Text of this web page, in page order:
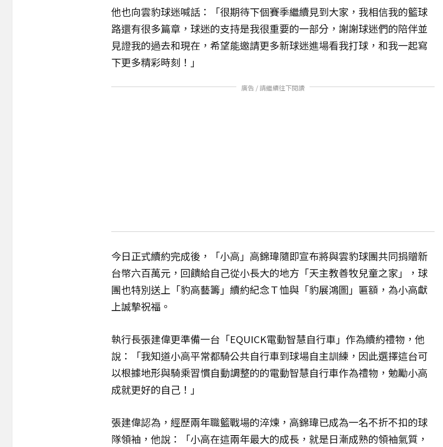
他也向雲豹球迷喊話：「很期待下個賽季繼續見到大家，我相信我的籃球
路還有很多篇章，球迷的支持是我很重要的一部分，謝謝球迷們的陪伴並
見證我的過去和現在，希望能邀請更多新球迷進場看我打球，和我一起寫
下更多精彩時刻！」
廣告 / 請繼續往下閱讀
今日正式續約完成後，「小高」高錦瑋隨即宣布將與雲豹球團共同捐贈新
台幣六百萬元，回饋給自己從小長大的地方「天主教善牧兒童之家」，球
團也特別送上「豹高藝籌」續約紀念Ｔ恤與「豹展鴻圖」匾額，為小高獻
上誠摯祝福。
執行長張建偉更準備一台「EQUICK電動智慧自行車」作為續約禮物，他
說：「我知道小高平常都騎公共自行車到球場自主訓練，因此選擇這台可
以根據地形與騎乘習慣自動調整的的電動智慧自行車作為禮物，勉勵小高
成就更好的自己！」
張建偉認為，經歷兩年職籃戰場的淬煉，高錦瑋已成為一名不折不扣的球
隊領袖，他說：「小高在這兩年最大的成長，就是日漸成熟的領袖氣質，